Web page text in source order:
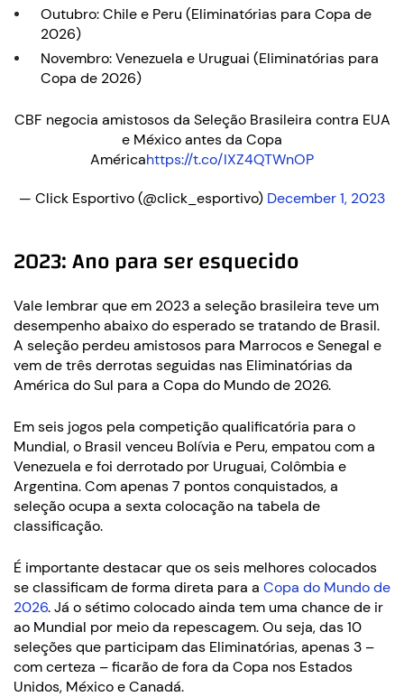
Outubro: Chile e Peru (Eliminatórias para Copa de
2026)
Novembro: Venezuela e Uruguai (Eliminatórias para
Copa de 2026)
CBF negocia amistosos da Seleção Brasileira contra EUA
e México antes da Copa
Américahttps://t.co/IXZ4QTWnOP
— Click Esportivo (@click_esportivo) December 1, 2023
2023: Ano para ser esquecido
Vale lembrar que em 2023 a seleção brasileira teve um
desempenho abaixo do esperado se tratando de Brasil.
A seleção perdeu amistosos para Marrocos e Senegal e
vem de três derrotas seguidas nas Eliminatórias da
América do Sul para a Copa do Mundo de 2026.
Em seis jogos pela competição qualificatória para o
Mundial, o Brasil venceu Bolívia e Peru, empatou com a
Venezuela e foi derrotado por Uruguai, Colômbia e
Argentina. Com apenas 7 pontos conquistados, a
seleção ocupa a sexta colocação na tabela de
classificação.
É importante destacar que os seis melhores colocados
se classificam de forma direta para a Copa do Mundo de
2026. Já o sétimo colocado ainda tem uma chance de ir
ao Mundial por meio da repescagem. Ou seja, das 10
seleções que participam das Eliminatórias, apenas 3 –
com certeza – ficarão de fora da Copa nos Estados
Unidos, México e Canadá.